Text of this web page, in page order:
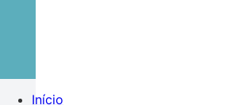
Início